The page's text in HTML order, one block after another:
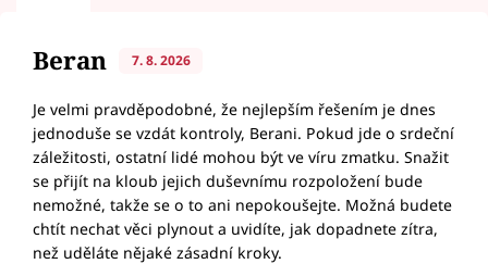
Beran 7. 8. 2026
Je velmi pravděpodobné, že nejlepším řešením je dnes
jednoduše se vzdát kontroly, Berani. Pokud jde o srdeční
záležitosti, ostatní lidé mohou být ve víru zmatku. Snažit
se přijít na kloub jejich duševnímu rozpoložení bude
nemožné, takže se o to ani nepokoušejte. Možná budete
chtít nechat věci plynout a uvidíte, jak dopadnete zítra,
než uděláte nějaké zásadní kroky.